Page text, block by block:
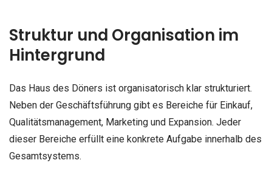
Struktur und Organisation im
Hintergrund
Das Haus des Döners ist organisatorisch klar strukturiert.
Neben der Geschäftsführung gibt es Bereiche für Einkauf,
Qualitätsmanagement, Marketing und Expansion. Jeder
dieser Bereiche erfüllt eine konkrete Aufgabe innerhalb des
Gesamtsystems.